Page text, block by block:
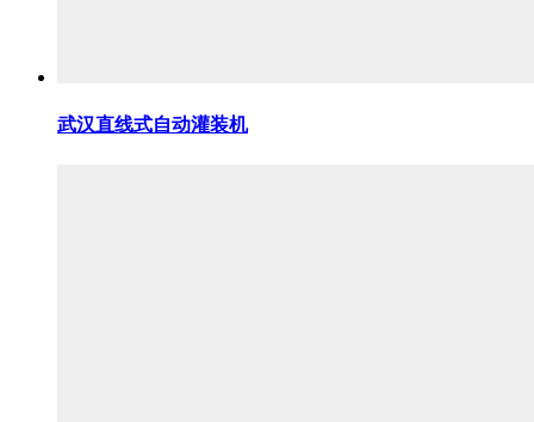
武汉直线式自动灌装机